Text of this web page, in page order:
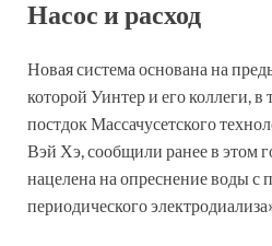
Насос и расход
Новая система основана на
которой Уинтер и его коллеги,
постдок Массачусетского
Вэй Хэ, сообщили ранее в этом
нацелена на опреснение воды с
периодического